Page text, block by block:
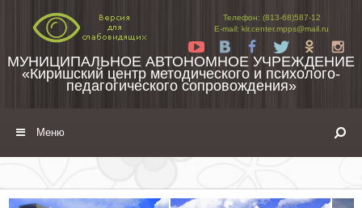
Телефон: (813-68)587-12
E-mail: kir.center.mpps@mail.ru
Yt
Tw
МУНИЦИПАЛЬНОЕ АВТОНОМНОЕ УЧРЕЖДЕНИЕ
«Киришский центр методического и психолого-
педагогического сопровождения»
Меню